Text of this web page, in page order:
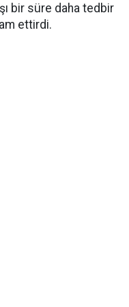
bir süre daha tedbir
ettirdi.